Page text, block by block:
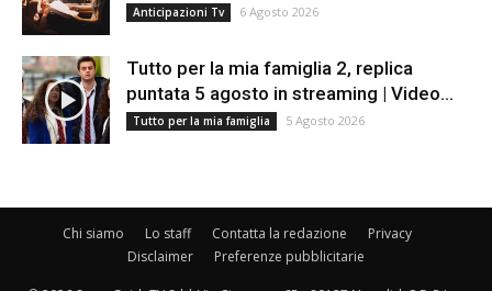
Anticipazioni Tv 6 Agosto 2026
Tutto per la mia famiglia 2, replica
puntata 5 agosto in streaming | Video...
Tutto per la mia famiglia 5 Agosto 2026
Chi siamo Lo staff Contatta la redazione
Privacy
Disclaimer
Preferenze pubblicitarie